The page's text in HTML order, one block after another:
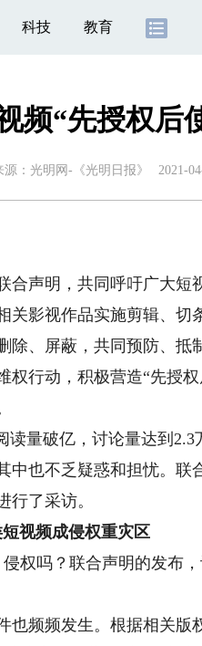
科技 教育
频“先授权后
源： 光明网-《光明日报》 2021-
声明，共同呼吁广大短
关影视作品实施剪辑、切
除、屏蔽，共同预防、抵
行动，积极营造“先授
量破亿，讨论量达到2.3
中也不乏疑惑和担忧。联
了采访。
视频成侵权重灾区
权吗？联合声明的发布
频频发生。根据相关版